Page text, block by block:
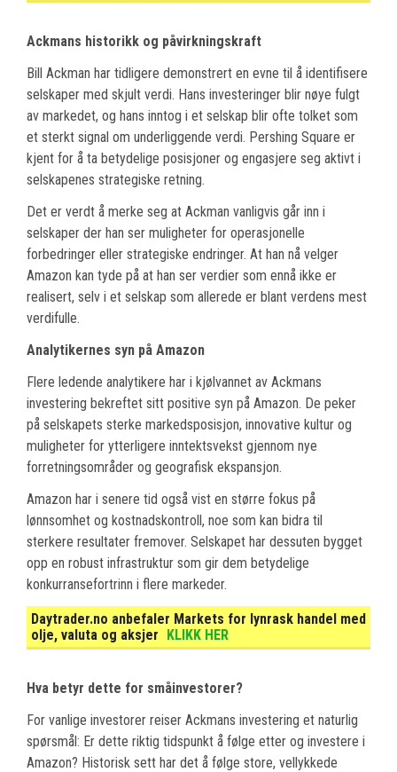
Ackmans historikk og påvirkningskraft
Bill Ackman har tidligere demonstrert en evne til å identifisere
selskaper med skjult verdi. Hans investeringer blir nøye fulgt
av markedet, og hans inntog i et selskap blir ofte tolket som
et sterkt signal om underliggende verdi. Pershing Square er
kjent for å ta betydelige posisjoner og engasjere seg aktivt i
selskapenes strategiske retning.
Det er verdt å merke seg at Ackman vanligvis går inn i
selskaper der han ser muligheter for operasjonelle
forbedringer eller strategiske endringer. At han nå velger
Amazon kan tyde på at han ser verdier som ennå ikke er
realisert, selv i et selskap som allerede er blant verdens mest
verdifulle.
Analytikernes syn på Amazon
Flere ledende analytikere har i kjølvannet av Ackmans
investering bekreftet sitt positive syn på Amazon. De peker
på selskapets sterke markedsposisjon, innovative kultur og
muligheter for ytterligere inntektsvekst gjennom nye
forretningsområder og geografisk ekspansjon.
Amazon har i senere tid også vist en større fokus på
lønnsomhet og kostnadskontroll, noe som kan bidra til
sterkere resultater fremover. Selskapet har dessuten bygget
opp en robust infrastruktur som gir dem betydelige
konkurransefortrinn i flere markeder.
Daytrader.no anbefaler Markets for lynrask handel med
olje, valuta og aksjer KLIKK HER
Hva betyr dette for småinvestorer?
For vanlige investorer reiser Ackmans investering et naturlig
spørsmål: Er dette riktig tidspunkt å følge etter og investere i
Amazon? Historisk sett har det å følge store, vellykkede